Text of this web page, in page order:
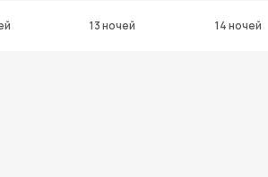
13 ночей 14 ночей